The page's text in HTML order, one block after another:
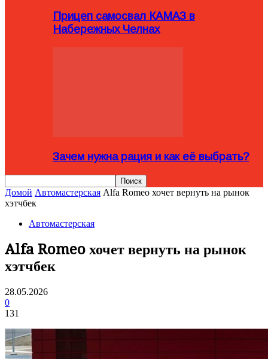
Прицеп самосвал КАМАЗ в
Набережных Челнах
Зачем нужна рация и как её выбрать?
Домой Автомастерская Alfa Romeo хочет вернуть на рынок
хэтчбек
Автомастерская
Alfa Romeo хочет вернуть на рынок
хэтчбек
28.05.2026
0
131